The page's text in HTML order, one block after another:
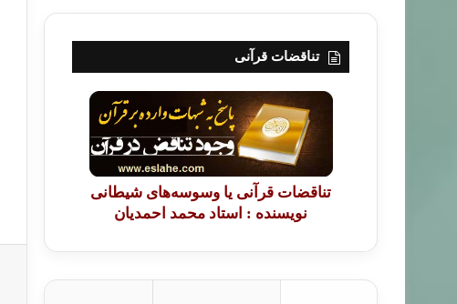
تناقضات قرآنی
تناقضات قرآنی یا وسوسه‌های شیطانی
نویسنده : استاد محمد احمدیان